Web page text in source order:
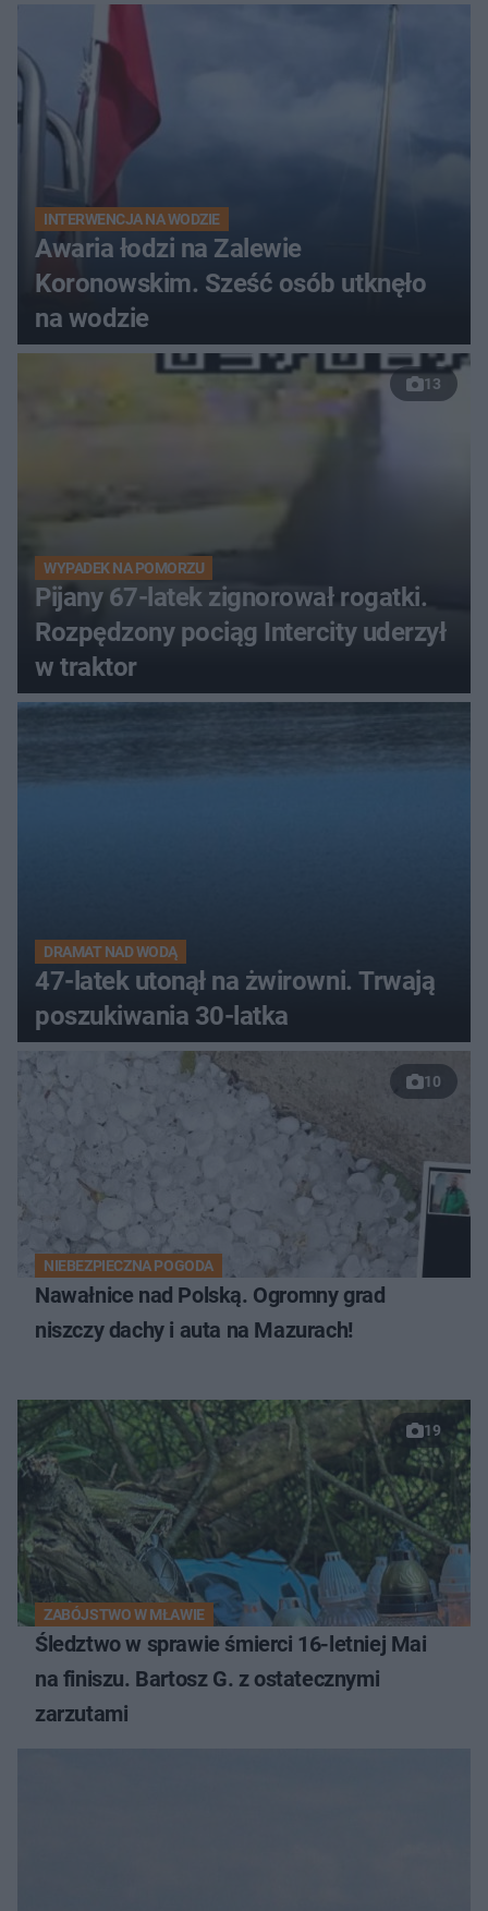
do szpitala
INTERWENCJA NA WODZIE
Awaria łodzi na Zalewie
Koronowskim. Sześć osób utknęło
na wodzie
13
WYPADEK NA POMORZU
Pijany 67-latek zignorował rogatki.
Rozpędzony pociąg Intercity uderzył
w traktor
DRAMAT NAD WODĄ
47-latek utonął na żwirowni. Trwają
poszukiwania 30-latka
10
NIEBEZPIECZNA POGODA
Nawałnice nad Polską. Ogromny grad
niszczy dachy i auta na Mazurach!
19
ZABÓJSTWO W MŁAWIE
Śledztwo w sprawie śmierci 16-letniej Mai
na finiszu. Bartosz G. z ostatecznymi
zarzutami